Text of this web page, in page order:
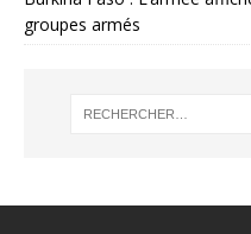
groupes armés